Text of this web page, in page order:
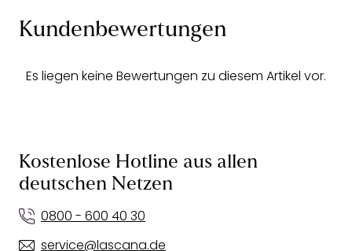
Kundenbewertungen
Es liegen keine Bewertungen zu diesem Artikel vor.
Kostenlose Hotline aus allen
deutschen Netzen
0800 - 600 40 30
service@lascana.de